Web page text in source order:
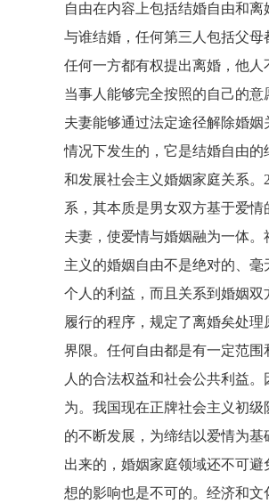
自由在内容上包括结婚自由和
与谁结婚，任何第三人包括父母
任何一方都有权提出离婚，他
当事人能够完全按照的自己的
夫妻能够通过法定途径解除婚
情况下发生的，它是结婚自由
和发展社会主义婚姻家庭关系
系，其本质是男女双方基于爱
夫妻，使爱情与婚姻融为一体
主义的婚姻自由不是绝对的、
个人的利益，而且关系到婚姻
履行的程序，规定了离婚矣处
界限。任何自由都是有一定范围
人的合法权益和社会公共利益
为。我国现在正牌社会主义初
的不断发展，为缔结以爱情为
出来的，婚姻家庭领域还不可
想的影响也是不可的。经济和